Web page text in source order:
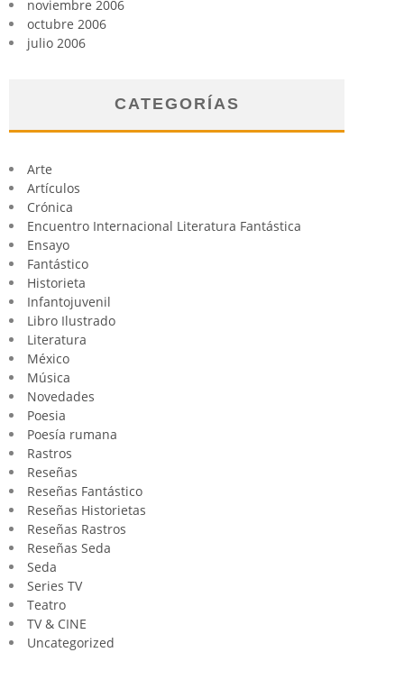
noviembre 2006
octubre 2006
julio 2006
CATEGORÍAS
Arte
Artículos
Crónica
Encuentro Internacional Literatura Fantástica
Ensayo
Fantástico
Historieta
Infantojuvenil
Libro Ilustrado
Literatura
México
Música
Novedades
Poesia
Poesía rumana
Rastros
Reseñas
Reseñas Fantástico
Reseñas Historietas
Reseñas Rastros
Reseñas Seda
Seda
Series TV
Teatro
TV & CINE
Uncategorized